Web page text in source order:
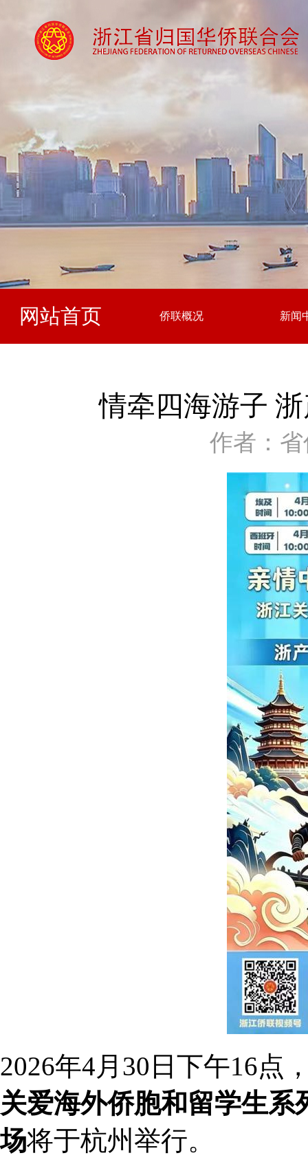
网站首页 侨联概况 新闻
情牵四海游子
作者：
2026年4月30日下午16点
关爱海外侨胞和留学生系
场将于杭州举行。